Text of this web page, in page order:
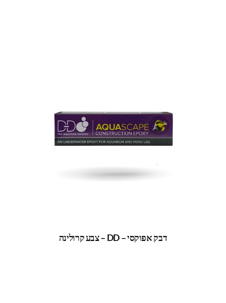
דבק אפוקסי – DD – צבע קרולינה